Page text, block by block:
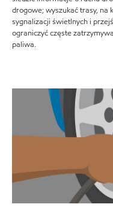
drogowe; wyszukać trasy, na
sygnalizacji świetlnych i
ograniczyć częste
paliwa.